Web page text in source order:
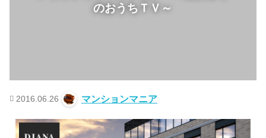
のおうちＴＶ～
2016.06.26 マンションマニア